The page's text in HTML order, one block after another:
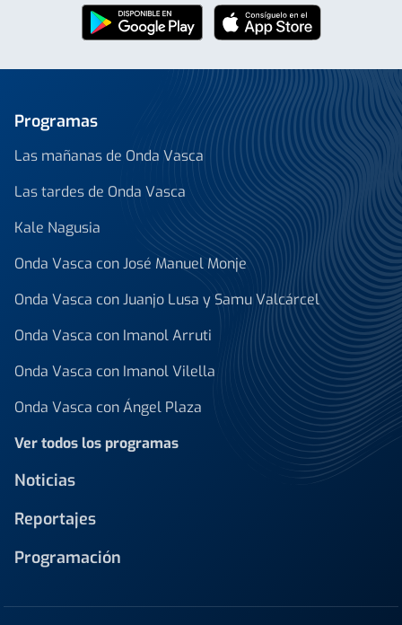
Programas
Las mañanas de Onda Vasca
Las tardes de Onda Vasca
Kale Nagusia
Onda Vasca con José Manuel Monje
Onda Vasca con Juanjo Lusa y Samu Valcárcel
Onda Vasca con Imanol Arruti
Onda Vasca con Imanol Vilella
Onda Vasca con Ángel Plaza
Ver todos los programas
Noticias
Reportajes
Programación